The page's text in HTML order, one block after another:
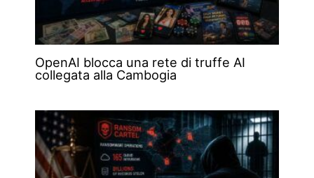
OpenAI blocca una rete di truffe AI
collegata alla Cambogia